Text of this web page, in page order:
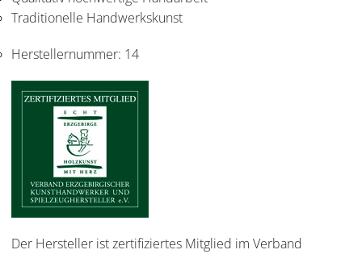
Traditionelle Handwerkskunst
Herstellernummer: 14
Der Hersteller ist zertifiziertes Mitglied im Verband